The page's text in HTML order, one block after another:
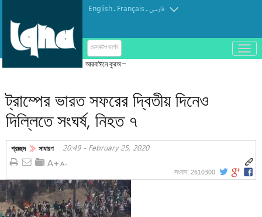
English. Français.فارسی
ডেস্কটপ ভার্শন
باز
و
আরবাঈনে কুরআনের আলোয় আলোকিত হলেন ৮১ হাজারের
ট্রাম্পের ভারত সফরের দ্বিতীয় দিনেও
দিল্লিতে সংঘর্ষ, নিহত ৭
প্রচ্ছদ সাধারণ 20:49 - February 25, 2020
সংবাদ: 2610300